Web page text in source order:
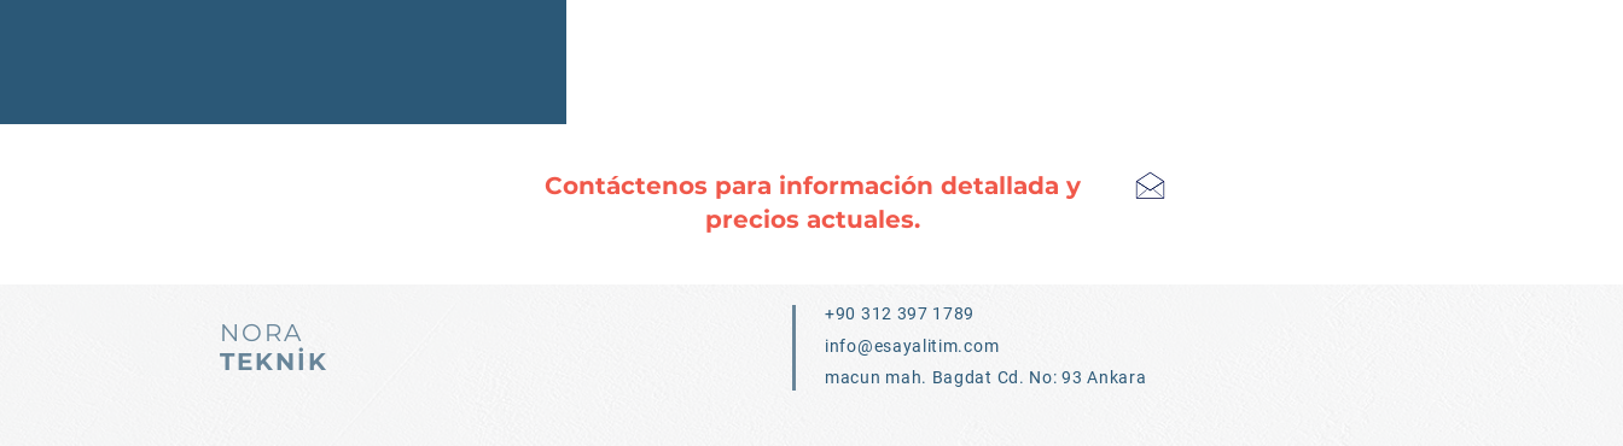
Contáctenos para información detallada y
precios actuales.
NORA
TEKNİK
+90 312 397 1789
info@esayalitim.com
macun mah. Bagdat Cd. No: 93 Ankara